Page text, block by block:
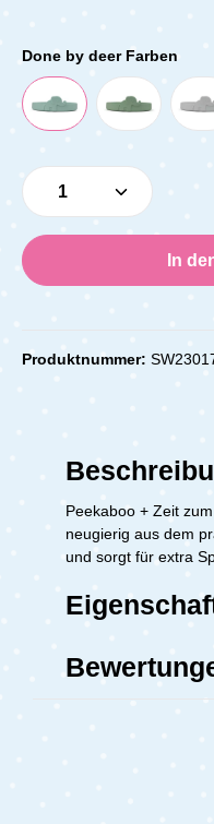
Done by deer Farben
Produkt Anzahl:
In
Produktnummer:
Peekaboo + Zeit
neugierig aus dem
und sorgt für extra